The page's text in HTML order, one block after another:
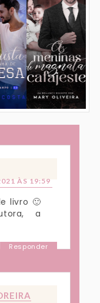
ÀS 19:59
livro 🙂
a
Responder